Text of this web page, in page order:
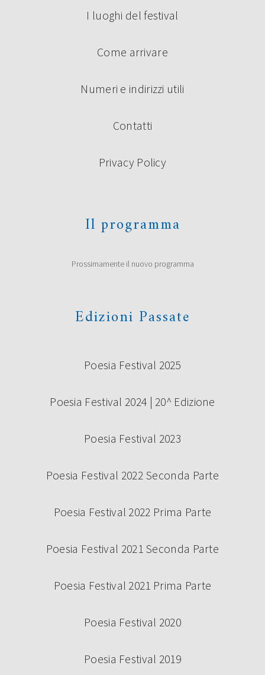
I luoghi del festival
Come arrivare
Numeri e indirizzi utili
Contatti
Privacy Policy
Il programma
Prossimamente il nuovo programma
Edizioni Passate
Poesia Festival 2025
Poesia Festival 2024 | 20^ Edizione
Poesia Festival 2023
Poesia Festival 2022 Seconda Parte
Poesia Festival 2022 Prima Parte
Poesia Festival 2021 Seconda Parte
Poesia Festival 2021 Prima Parte
Poesia Festival 2020
Poesia Festival 2019